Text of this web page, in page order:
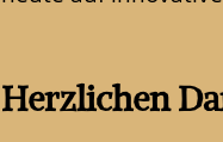
Herzlichen